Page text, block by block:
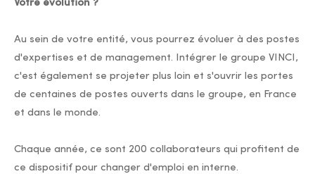
Votre évolution ?
Au sein de votre entité, vous pourrez évoluer à des postes
d'expertises et de management. Intégrer le groupe VINCI,
c'est également se projeter plus loin et s'ouvrir les portes
de centaines de postes ouverts dans le groupe, en France
et dans le monde.
Chaque année, ce sont 200 collaborateurs qui profitent de
ce dispositif pour changer d'emploi en interne.